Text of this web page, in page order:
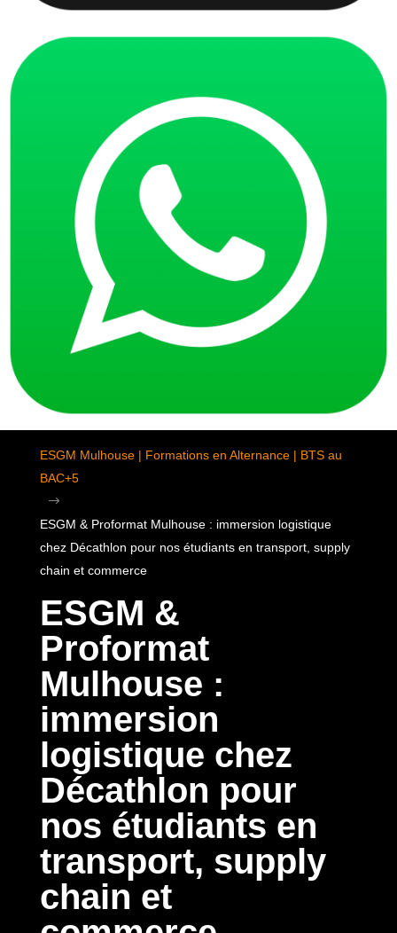
ESGM Mulhouse | Formations en Alternance | BTS au
BAC+5
$
ESGM & Proformat Mulhouse : immersion logistique
chez Décathlon pour nos étudiants en transport, supply
chain et commerce
ESGM &
Proformat
Mulhouse :
immersion
logistique chez
Décathlon pour
nos étudiants en
transport, supply
chain et